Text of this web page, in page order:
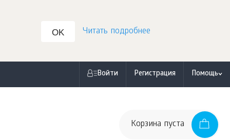
OK Читать подробнее
Войти Регистрация Помощь
Корзина пуста